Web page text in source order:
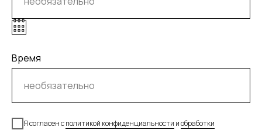
Время
Я согласен сполитикой конфиденциальности иобработки